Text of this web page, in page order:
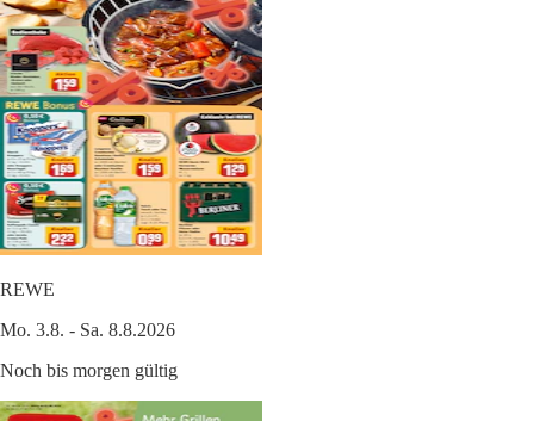
REWE
Mo. 3.8. - Sa. 8.8.2026
Noch bis morgen gültig